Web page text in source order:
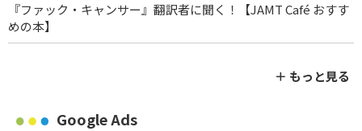
『ファック・キャンサー』翻訳者に聞く！【JAMT Café おすす
めの本】
＋ もっと見る
Google Ads